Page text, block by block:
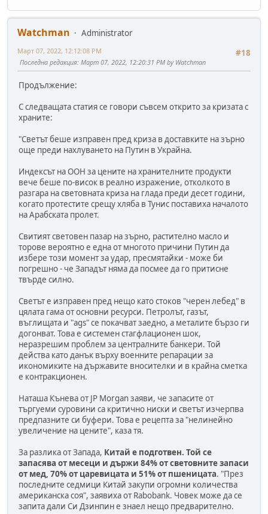
Watchman
Administrator
#18
Март 07, 2022, 12:12:08 PM
Последна редакция: Март 07, 2022, 12:20:31 PM by Watchman
Продължение:
С следващата статия се говори съвсем открито за кризата с
храните:
"Светът беше изправен пред криза в доставките на зърно
още преди нахлуването на Путин в Украйна.
Индексът на ООН за цените на хранителните продукти
вече беше по-висок в реално изражение, отколкото в
разгара на световната криза на глада преди десет години,
когато протестите срещу хляба в Тунис поставиха началото
на Арабската пролет.
Свитият световен пазар на зърно, растително масло и
торове вероятно е една от многото причини Путин да
избере този момент за удар, пресмятайки - може би
погрешно - че Западът няма да посмее да го притисне
твърде силно.
Светът е изправен пред нещо като стоков "черен лебед" в
цялата гама от основни ресурси. Петролът, газът,
въглищата и "ags" се покачват заедно, а металите бързо ги
догонват. Това е системен стагфлационен шок,
неразрешим проблем за централните банкери. Той
действа като данък върху военните репарации за
икономиките на държавите вносителки и в крайна сметка
е контракционен.
Наташа Кънева от JP Morgan заяви, че запасите от
търгуеми суровини са критично ниски и светът изчерпва
предпазните си буфери. Това е рецепта за "нелинейно
увеличение на цените", каза тя.
За разлика от Запада, Китай е подготвен. Той се
запасява от месеци и държи 84% от световните запаси
от мед, 70% от царевицата и 51% от пшеницата. "През
последните седмици Китай закупи огромни количества
американска соя", заявиха от Rabobank. Човек може да се
запита дали Си Дзинпин е знаел нещо предварително.